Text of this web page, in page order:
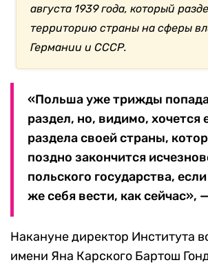
августа 1939 года, который
территорию страны на сферы
Германии и СССР.
«Польша уже трижды
раздел, но, видимо, хочется
раздела своей страны,
поздно закончится
польского государства,
же себя вести, как сейчас»,
Накануне директор Института
имени Яна Карского Бартош